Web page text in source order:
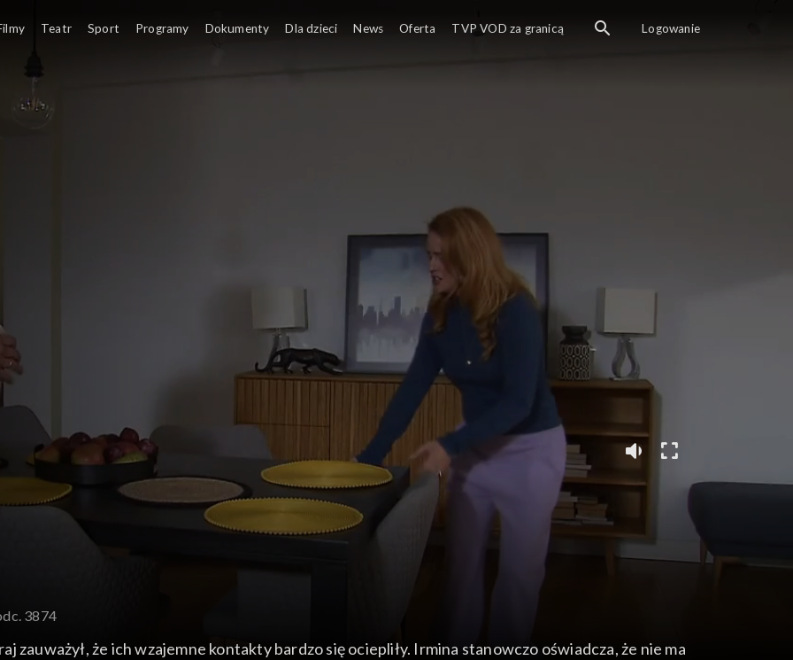
3874
zauważył, że ich wzajemne kontakty bardzo się ociepliły. Irmina stanowczo oświadcza, że nie ma
Teatr Sport Programy Dokumenty Dla dzieci News Oferta TVP VOD za granicą Logowanie